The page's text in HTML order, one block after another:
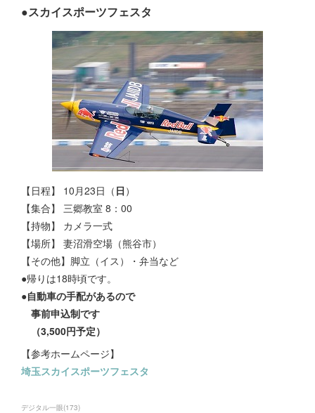
●スカイスポーツフェスタ
【日程】 10月23日（ 日 ）
【集合】 三郷教室 8：00
【持物】 カメラ一式
【場所】 妻沼滑空場（熊谷市）
【その他】脚立（イス）・弁当など
●帰りは18時頃です。
●自動車の手配があるので
事前申込制です
（3,500円予定）
【参考ホームページ】
埼玉スカイスポーツフェスタ
デジタル一眼(173)